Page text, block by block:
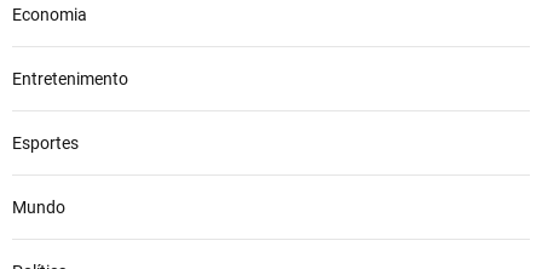
Economia
Entretenimento
Esportes
Mundo